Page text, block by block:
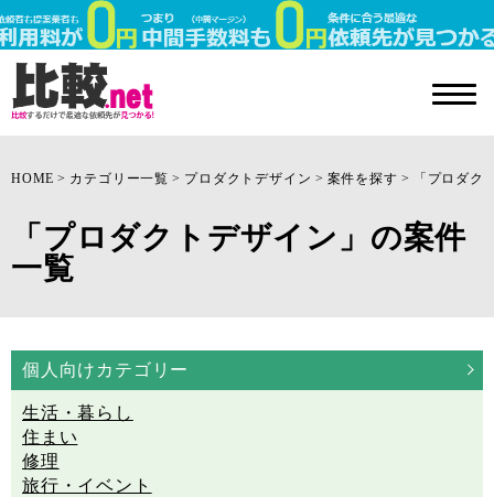
HOME カテゴリー一覧 プロダクトデザイン 案件を探す 「プロダク
「プロダクトデザイン」の案件
一覧
個人向けカテゴリー
生活・暮らし
住まい
修理
旅行・イベント